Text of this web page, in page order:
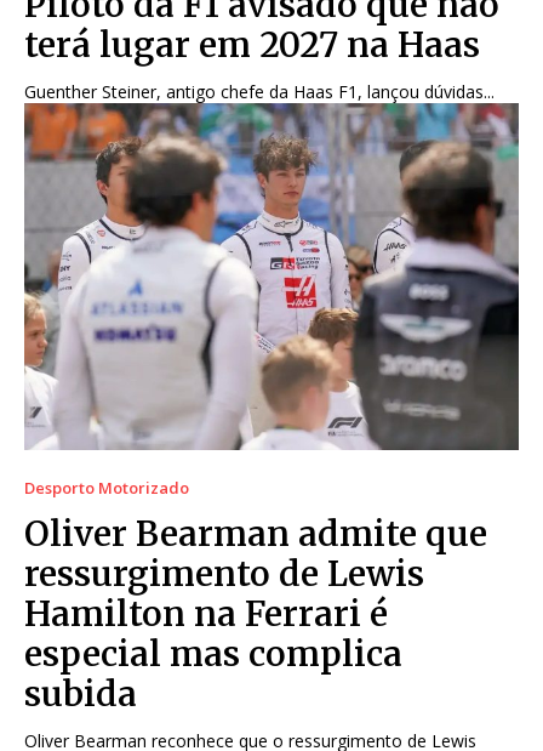
terá lugar em 2027 na Haas
Guenther Steiner, antigo chefe da Haas F1, lançou dúvidas...
Desporto Motorizado
Oliver Bearman admite que
ressurgimento de Lewis
Hamilton na Ferrari é
especial mas complica
subida
Oliver Bearman reconhece que o ressurgimento de Lewis